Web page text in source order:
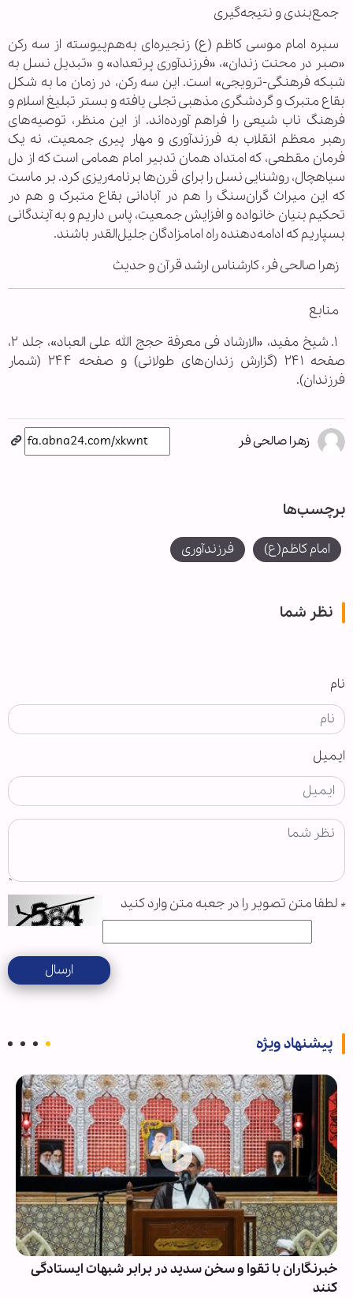
جمع‌بندی و نتیجه‌گیری
سیره امام موسی کاظم (ع) زنجیره‌ای به‌هم‌پیوسته از سه رکن
«صبر در محنت زندان»، «فرزندآوری پرتعداد» و «تبدیل نسل به
شبکه فرهنگی-ترویجی» است. این سه رکن، در زمان ما به شکل
بقاع متبرک و گردشگری مذهبی تجلی یافته و بستر تبلیغ اسلام و
فرهنگ ناب شیعی را فراهم آورده‌اند. از این منظر، توصیه‌های
رهبر معظم انقلاب به فرزندآوری و مهار پیری جمعیت، نه یک
فرمان مقطعی، که امتداد همان تدبیر امام همامی است که از دل
سیاهچال، روشنایی نسل را برای قرن‌ها برنامه‌ریزی کرد. بر ماست
که این میراث گران‌سنگ را هم در آبادانی بقاع متبرک و هم در
تحکیم بنیان خانواده و افزایش جمعیت، پاس داریم و به آیندگانی
بسپاریم که ادامه‌دهنده راه امامزادگان جلیل‌القدر باشند.
زهرا صالحی فر، کارشناس ارشد قرآن و حدیث
منابع
۱. شیخ مفید، «الارشاد فی معرفة حجج الله علی العباد»، جلد ۲،
صفحه ۲۴۱ (گزارش زندان‌های طولانی) و صفحه ۲۴۴ (شمار
فرزندان).
زهرا صالحی فر
برچسب‌ها
امام کاظم(ع) فرزندآوری
نظر شما
نام
ایمیل
* لطفا متن تصویر را در جعبه متن وارد کنید
ارسال
پیشنهاد ویژه
خبرنگاران با تقوا و سخن سدید در برابر شبهات ایستادگی
کنند